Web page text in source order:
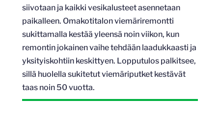
siivotaan ja kaikki vesikalusteet asennetaan
paikalleen. Omakotitalon viemäriremontti
sukittamalla kestää yleensä noin viikon, kun
remontin jokainen vaihe tehdään laadukkaasti ja
yksityiskohtiin keskittyen. Lopputulos palkitsee,
sillä huolella sukitetut viemäriputket kestävät
taas noin 50 vuotta.